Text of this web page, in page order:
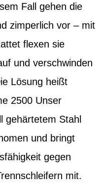
Fall gehen die
zimperlich vor – mit
flexen sie
und verschwinden
Lösung heißt
2500 Unser
gehärtetem Stahl
und bringt
gegen
mit.